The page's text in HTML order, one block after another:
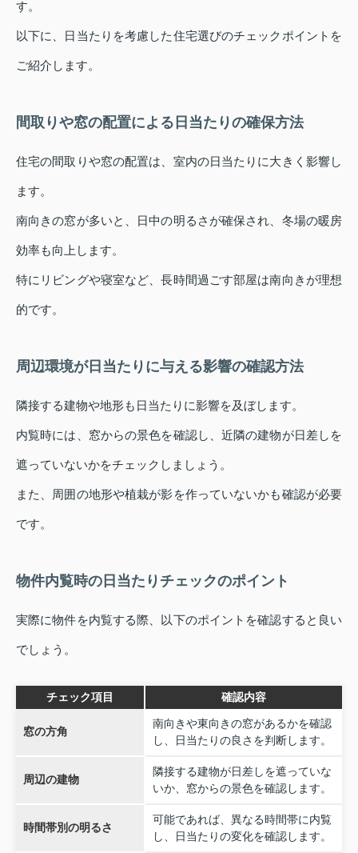
す。
以下に、日当たりを考慮した住宅選びのチェックポイントを
ご紹介します。
間取りや窓の配置による日当たりの確保方法
住宅の間取りや窓の配置は、室内の日当たりに大きく影響し
ます。
南向きの窓が多いと、日中の明るさが確保され、冬場の暖房
効率も向上します。
特にリビングや寝室など、長時間過ごす部屋は南向きが理想
的です。
周辺環境が日当たりに与える影響の確認方法
隣接する建物や地形も日当たりに影響を及ぼします。
内覧時には、窓からの景色を確認し、近隣の建物が日差しを
遮っていないかをチェックしましょう。
また、周囲の地形や植栽が影を作っていないかも確認が必要
です。
物件内覧時の日当たりチェックのポイント
実際に物件を内覧する際、以下のポイントを確認すると良い
でしょう。
チェック項目 確認内容
窓の方角
南向きや東向きの窓があるかを確認
し、日当たりの良さを判断します。
周辺の建物
隣接する建物が日差しを遮っていな
いか、窓からの景色を確認します。
時間帯別の明るさ
可能であれば、異なる時間帯に内覧
し、日当たりの変化を確認します。